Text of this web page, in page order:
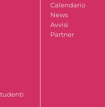
Calendario
News
Avvisi
Partner